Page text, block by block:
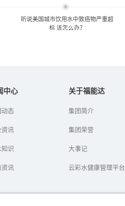
听说美国城市饮用水中致癌物严重超
标 该怎么办？
最近，一篇《可怕! 洛杉
重超标 2亿人受肺癌"致
中心
态
讯
识
讯
关于福能达
集团简介
集团荣誉
大事记
云彩水健康管理平台